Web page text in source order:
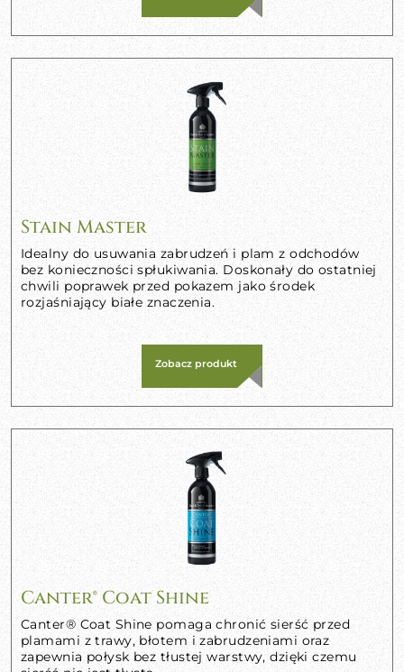
Stain Master
Idealny do usuwania zabrudzeń i plam z odchodów
bez konieczności spłukiwania. Doskonały do ostatniej
chwili poprawek przed pokazem jako środek
rozjaśniający białe znaczenia.
Zobacz produkt
Canter® Coat Shine
Canter® Coat Shine pomaga chronić sierść przed
plamami z trawy, błotem i zabrudzeniami oraz
zapewnia połysk bez tłustej warstwy, dzięki czemu